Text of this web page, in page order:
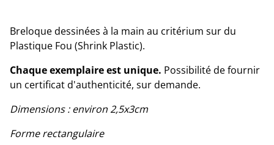
Breloque dessinées à la main au critérium sur du
Plastique Fou (Shrink Plastic).
Chaque exemplaire est unique. Possibilité de fournir
un certificat d'authenticité, sur demande.
Dimensions : environ 2,5x3cm
Forme rectangulaire